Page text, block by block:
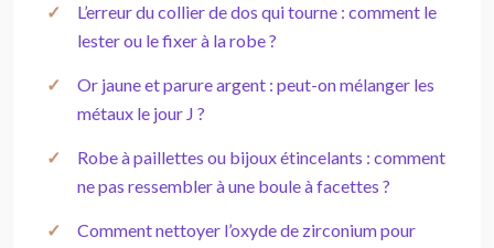
L’erreur du collier de dos qui tourne : comment le
lester ou le fixer à la robe ?
Or jaune et parure argent : peut-on mélanger les
métaux le jour J ?
Robe à paillettes ou bijoux étincelants : comment
ne pas ressembler à une boule à facettes ?
Comment nettoyer l’oxyde de zirconium pour